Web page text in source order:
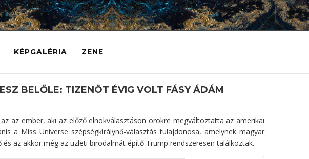
KÉPGALÉRIA ZENE
BELŐLE: TIZENÖT ÉVIG VOLT FÁSY ÁDÁM
az ember, aki az előző elnökválasztáson örökre megváltoztatta az amerikai
a Miss Universe szépségkirálynő-választás tulajdonosa, amelynek magyar
az akkor még az üzleti birodalmát építő Trump rendszeresen találkoztak.